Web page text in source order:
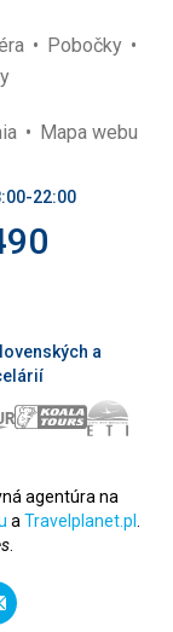
Pobočky
Mapa webu
22:00
a
agentúra na
a Travelplanet.pl
.